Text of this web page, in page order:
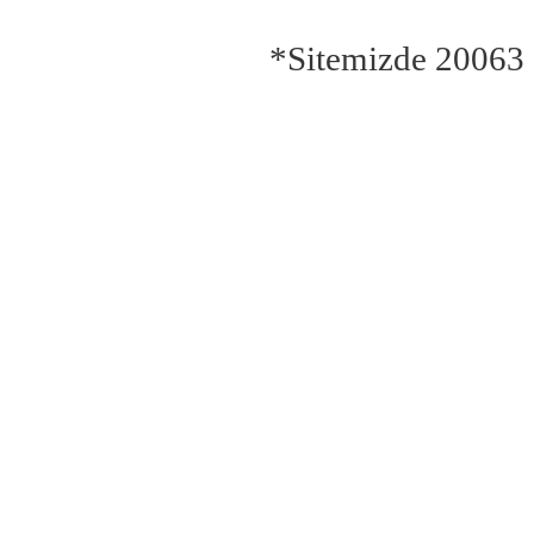
*Sitemizde 20063